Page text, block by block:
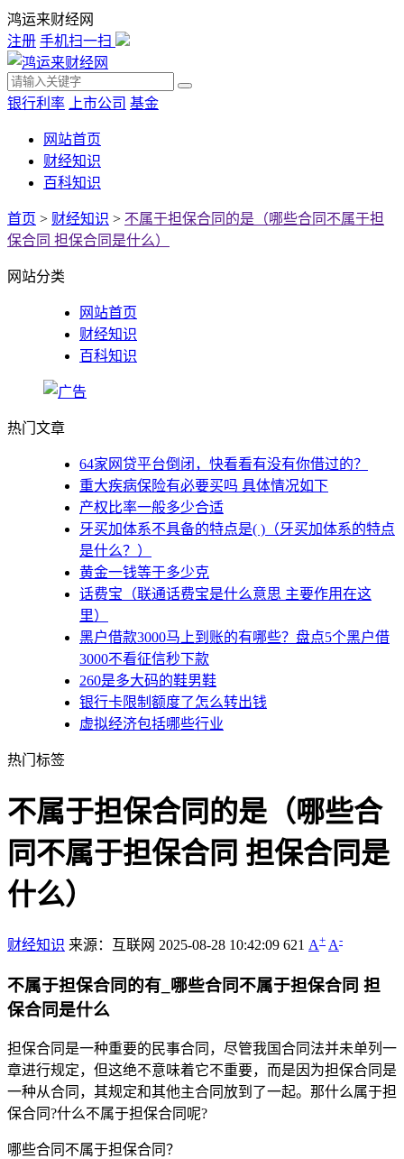
鸿运来财经网
注册 手机扫一扫
银行利率 上市公司 基金
网站首页
财经知识
百科知识
首页 > 财经知识 > 不属于担保合同的是（哪些合同不属于担
保合同 担保合同是什么）
网站分类
网站首页
财经知识
百科知识
热门文章
64家网贷平台倒闭，快看看有没有你借过的？
重大疾病保险有必要买吗 具体情况如下
产权比率一般多少合适
牙买加体系不具备的特点是( )（牙买加体系的特点
是什么？）
黄金一钱等于多少克
话费宝（联通话费宝是什么意思 主要作用在这
里）
黑户借款3000马上到账的有哪些？盘点5个黑户借
3000不看征信秒下款
260是多大码的鞋男鞋
银行卡限制额度了怎么转出钱
虚拟经济包括哪些行业
热门标签
不属于担保合同的是（哪些合
同不属于担保合同 担保合同是
什么）
财经知识 来源：互联网 2025-08-28 10:42:09 621 A+ A-
不属于担保合同的有_哪些合同不属于担保合同 担
保合同是什么
担保合同是一种重要的民事合同，尽管我国合同法并未单列一
章进行规定，但这绝不意味着它不重要，而是因为担保合同是
一种从合同，其规定和其他主合同放到了一起。那什么属于担
保合同?什么不属于担保合同呢?
哪些合同不属于担保合同？